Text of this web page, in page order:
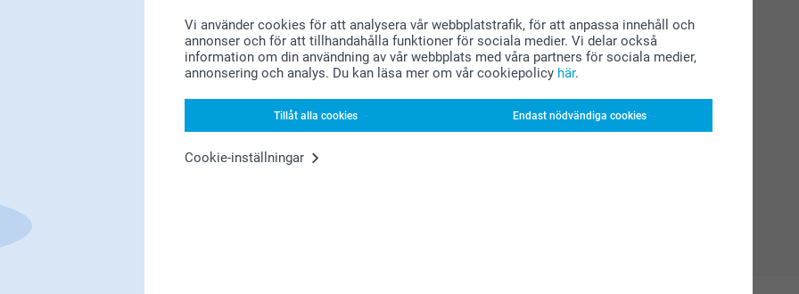
Vi använder cookies för att analysera vår webbplatstrafik, för att anpassa innehåll och
annonser och för att tillhandahålla funktioner för sociala medier. Vi delar också
information om din användning av vår webbplats med våra partners för sociala medier,
annonsering och analys. Du kan läsa mer om vår cookiepolicy här.
Tillåt alla cookies Endast nödvändiga cookies
Cookie-inställningar
Letar du efter inspiration?